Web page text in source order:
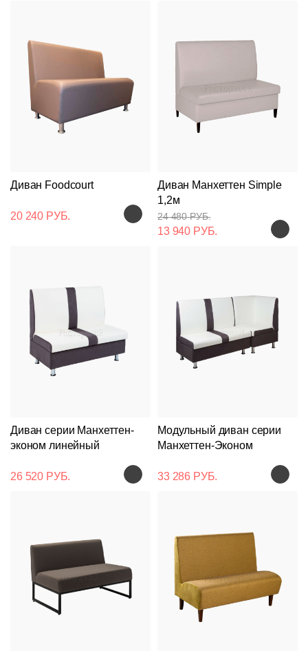
Диван Foodcourt
20 240 РУБ.
Диван Манхеттен Simple
1,2м
24 480 РУБ.
13 940 РУБ.
Диван серии Манхеттен-
эконом линейный
26 520 РУБ.
Модульный диван серии
Манхеттен-Эконом
33 286 РУБ.